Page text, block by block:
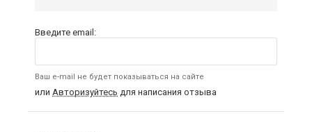
Введите email:
Ваш e-mail не будет показываться на сайте
или Авторизуйтесь для написания отзыва